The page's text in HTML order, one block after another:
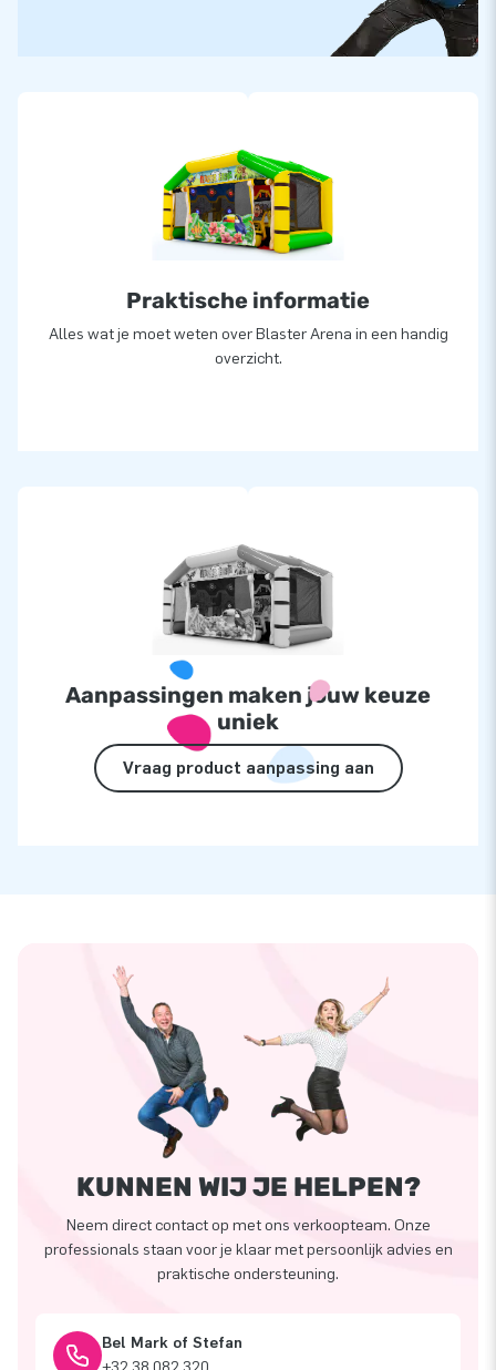
Praktische informatie
Alles wat je moet weten over Blaster Arena in een handig
overzicht.
Aanpassingen maken jouw keuze
uniek
Vraag product aanpassing aan
KUNNEN WIJ JE HELPEN?
Neem direct contact op met ons verkoopteam. Onze
professionals staan voor je klaar met persoonlijk advies en
praktische ondersteuning.
Bel Mark of Stefan